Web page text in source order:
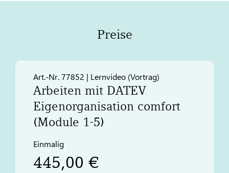
Preise
Art.-Nr. 77852 | Lernvideo (Vortrag)
Arbeiten mit DATEV
Eigenorganisation comfort
(Module 1-5)
Einmalig
445,00 €